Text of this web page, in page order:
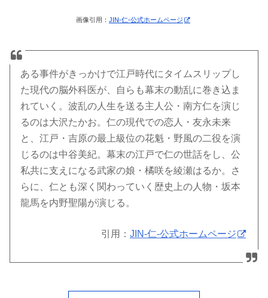
画像引用： JIN-仁-公式ホームページ
ある事件がきっかけで江戸時代にタイムスリップし
た現代の脳外科医が、自らも幕末の動乱に巻き込ま
れていく。波乱の人生を送る主人公・南方仁を演じ
るのは大沢たかお。仁の現代での恋人・友永未来
と、江戸・吉原の最上級位の花魁・野風の二役を演
じるのは中谷美紀。幕末の江戸で仁の世話をし、公
私共に支えになる武家の娘・橘咲を綾瀬はるか。さ
らに、仁とも深く関わっていく歴史上の人物・坂本
龍馬を内野聖陽が演じる。
引用： JIN-仁-公式ホームページ